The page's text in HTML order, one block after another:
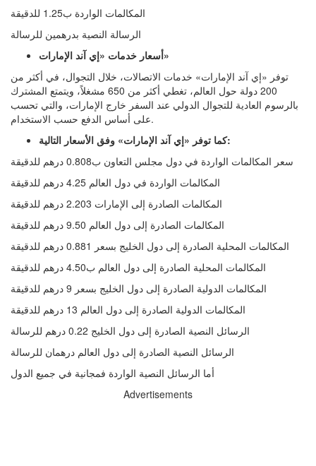
المكالمات الواردة ب1.25 للدقيقة
الرسالة النصية بدرهمين للرسالة
أسعار خدمات «إي آند الإمارات»
توفر «إي آند الإمارات» خدمات الاتصالات، خلال التجوال، في أكثر من
200 دولة حول العالم، تغطي أكثر من 650 مشغلاً، ويتمتع المشترك
بالرسوم العادية للتجوال الدولي عند السفر خارج الإمارات، والتي تحسب
على أساس الدفع حسب الاستخدام.
كما توفر «إي آند الإمارات» وفق الأسعار التالية:
سعر المكالمات الواردة في دول مجلس التعاون ب0.808 درهم للدقيقة
المكالمات الواردة في دول العالم 4.25 درهم للدقيقة
المكالمات الصادرة إلى الإمارات 2.203 درهم للدقيقة
المكالمات الصادرة إلى دول العالم 9.50 درهم للدقيقة
المكالمات المحلية الصادرة إلى دول الخليج بسعر 0.881 درهم للدقيقة
المكالمات المحلية الصادرة إلى دول العالم ب4.50 درهم للدقيقة
المكالمات الدولية الصادرة إلى دول الخليج بسعر 9 درهم للدقيقة
المكالمات الدولية الصادرة إلى دول العالم 13 درهم للدقيقة
الرسائل النصية الصادرة إلى دول الخليج 0.22 درهم للرسالة
الرسائل النصية الصادرة إلى دول العالم درهمان للرسالة
أما الرسائل النصية الواردة فمجانية في جميع الدول
Advertisements